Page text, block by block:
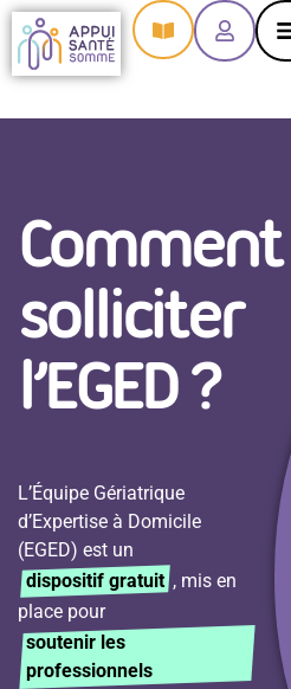
principal
Comment
solliciter
l’EGED ?
L’Équipe Gériatrique
d’Expertise à Domicile
(EGED) est un
dispositif gratuit , mis en
place pour
soutenir les
professionnels